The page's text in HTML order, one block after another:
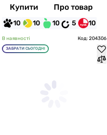
Купити Про товар
10 10 10 5 10
В наявності Код: 204306
ЗАБРАТИ СЬОГОДНІ